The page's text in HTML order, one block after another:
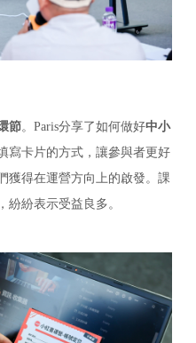
節。Paris分享了如何做好中小
寫卡片的方式，讓參與者更好
獲得在運營方向上的啟發。課
紛紛表示受益良多。